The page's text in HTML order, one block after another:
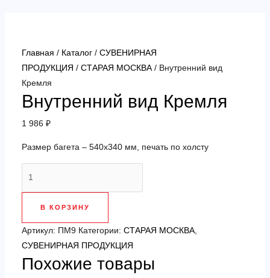
Главная / Каталог/ СУВЕНИРНАЯ
ПРОДУКЦИЯ / СТАРАЯ МОСКВА/ Внутренний вид
Кремля
Внутренний вид Кремля
1 986 ₽
Размер багета – 540х340 мм, печать по холсту
Кремля
В КОРЗИНУ
Артикул: ПМ9 Категории: СТАРАЯ МОСКВА,
СУВЕНИРНАЯ ПРОДУКЦИЯ
Похожие товары